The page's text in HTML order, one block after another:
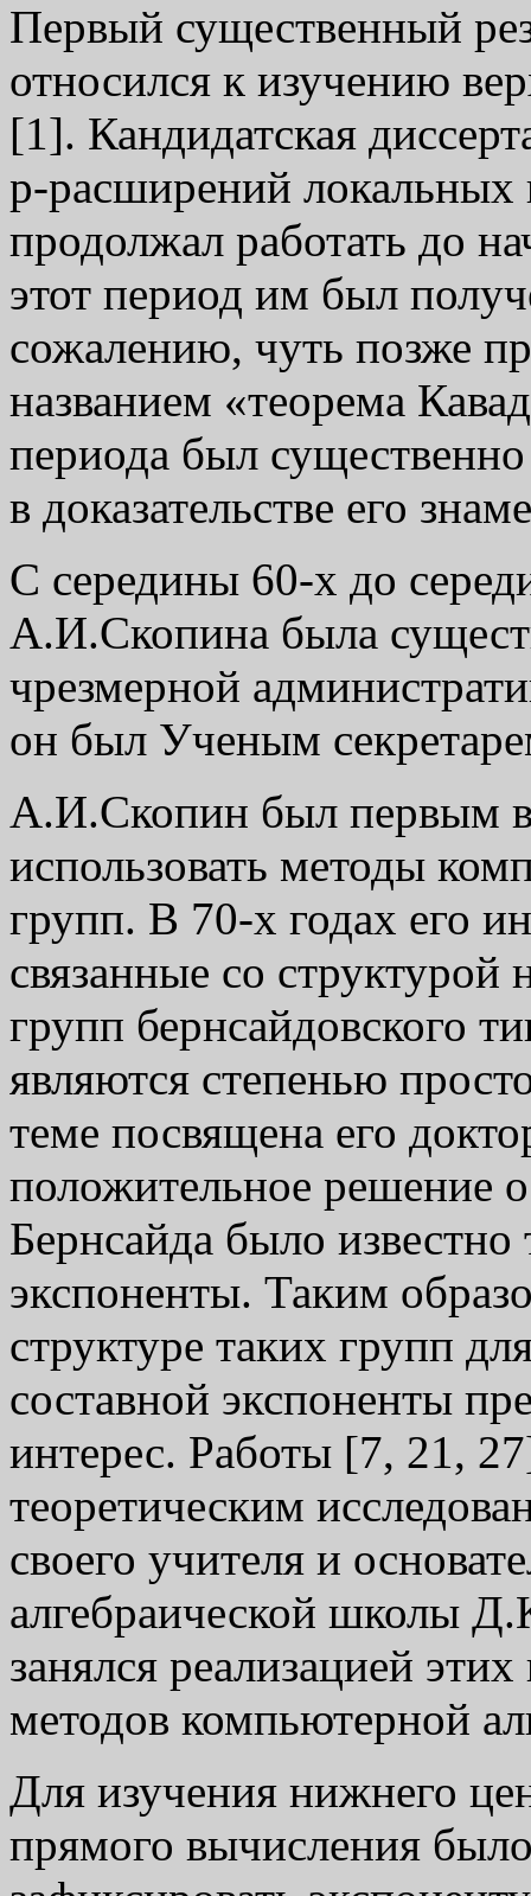
Первый существенный
относился к изучению
[1]. Кандидатская
р-расширений локальных
продолжал работать до
этот период им был
сожалению, чуть позже
названием «теорема
периода был
в доказательстве его
С середины 60-х до
А.И.Скопина была
чрезмерной
он был Ученым
А.И.Скопин был первым в
использовать методы
групп. В 70-х годах его
связанные со структурой
групп бернсайдовского
являются степенью
теме посвящена его
положительное решение
Бернсайда было известно
экспоненты. Таким
структуре таких групп
составной экспоненты
интерес. Работы [7, 21,
теоретическим
своего учителя и
алгебраической школы
занялся реализацией
методов компьютерной
Для изучения нижнего
прямого вычисления